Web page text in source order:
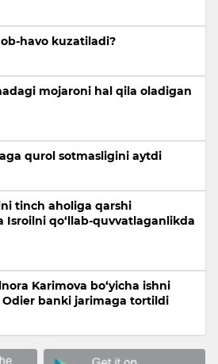
havo kuzatiladi?
mojaroni hal qila oladigan
qurol sotmasligini aytdi
tinch aholiga qarshi
Isroilni qo‘llab-quvvatlaganlikda
Karimova bo‘yicha ishni
banki jarimaga tortildi